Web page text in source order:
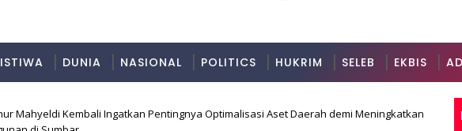
DUNIA NASIONAL POLITICS HUKRIM SELEB EKBIS
Mahyeldi Kembali Ingatkan Pentingnya Optimalisasi Aset Daerah demi Meningkatkan